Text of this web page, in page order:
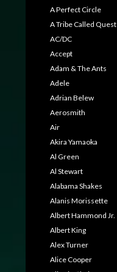
A Perfect Circle
A Tribe Called Quest
AC/DC
Accept
Adam & The Ants
Adele
Adrian Belew
Aerosmith
Air
Akira Yamaoka
Al Green
Al Stewart
Alabama Shakes
Alanis Morissette
Albert Hammond Jr.
Albert King
Alex Turner
Alice Cooper